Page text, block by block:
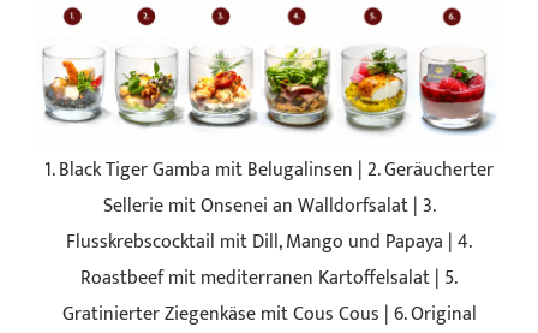
1. Black Tiger Gamba mit Belugalinsen | 2. Geräucherter
Sellerie mit Onsenei an Walldorfsalat | 3.
Flusskrebscocktail mit Dill, Mango und Papaya | 4.
Roastbeef mit mediterranen Kartoffelsalat | 5.
Gratinierter Ziegenkäse mit Cous Cous | 6. Original